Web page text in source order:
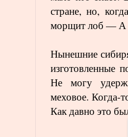
стране, но,
морщит лоб — А
Нынешние
изготовленные
Не могу
меховое.
Как давно это